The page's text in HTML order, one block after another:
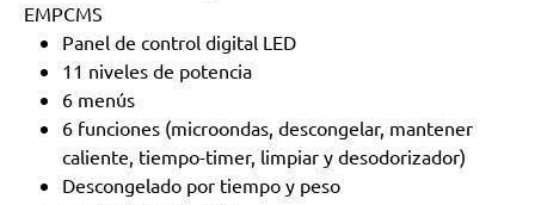
EMPCMS
Panel de control digital LED
11 niveles de potencia
6 menús
6 funciones (microondas, descongelar, mantener
caliente, tiempo-timer, limpiar y desodorizador)
Descongelado por tiempo y peso